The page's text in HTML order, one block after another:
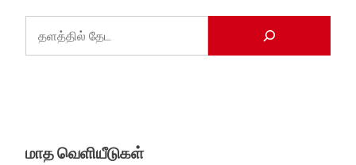
மாத வெளியீடுகள்